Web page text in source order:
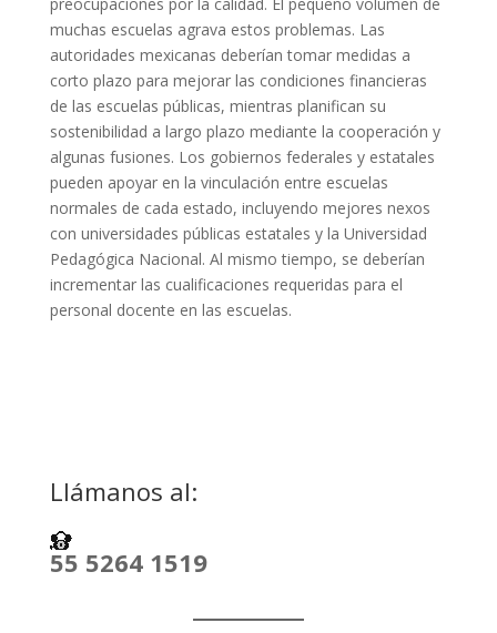
preocupaciones por la calidad. El pequeño volumen de
muchas escuelas agrava estos problemas. Las
autoridades mexicanas deberían tomar medidas a
corto plazo para mejorar las condiciones financieras
de las escuelas públicas, mientras planifican su
sostenibilidad a largo plazo mediante la cooperación y
algunas fusiones. Los gobiernos federales y estatales
pueden apoyar en la vinculación entre escuelas
normales de cada estado, incluyendo mejores nexos
con universidades públicas estatales y la Universidad
Pedagógica Nacional. Al mismo tiempo, se deberían
incrementar las cualificaciones requeridas para el
personal docente en las escuelas.
Llámanos al:
55 5264 1519